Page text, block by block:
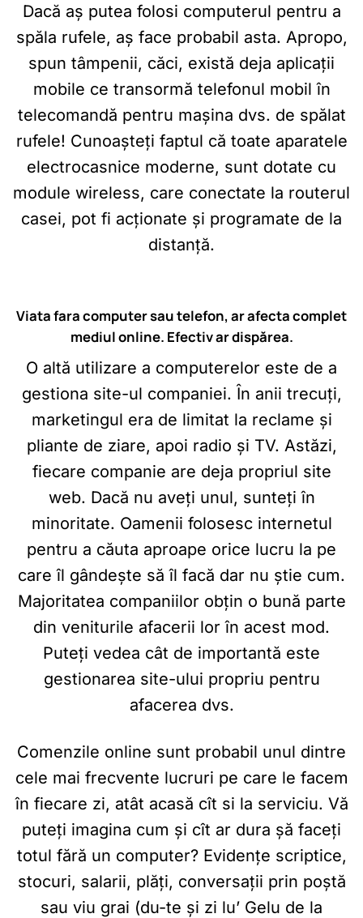
Dacă aș putea folosi computerul pentru a
spăla rufele, aș face probabil asta. Apropo,
spun tâmpenii, căci, există deja aplicații
mobile ce transormă telefonul mobil în
telecomandă pentru mașina dvs. de spălat
rufele! Cunoașteți faptul că toate aparatele
electrocasnice moderne, sunt dotate cu
module wireless, care conectate la routerul
casei, pot fi acționate și programate de la
distanță.
Viata fara computer sau telefon, ar afecta complet
mediul online. Efectiv ar dispărea.
O altă utilizare a computerelor este de a
gestiona site-ul companiei. În anii trecuți,
marketingul era de limitat la reclame și
pliante de ziare, apoi radio și TV. Astăzi,
fiecare companie are deja propriul site
web. Dacă nu aveți unul, sunteți în
minoritate. Oamenii folosesc internetul
pentru a căuta aproape orice lucru la pe
care îl gândește să îl facă dar nu știe cum.
Majoritatea companiilor obțin o bună parte
din veniturile afacerii lor în acest mod.
Puteți vedea cât de importantă este
gestionarea site-ului propriu pentru
afacerea dvs.
Comenzile online sunt probabil unul dintre
cele mai frecvente lucruri pe care le facem
în fiecare zi, atât acasă cît si la serviciu. Vă
puteți imagina cum și cît ar dura șă faceți
totul fără un computer? Evidențe scriptice,
stocuri, salarii, plăți, conversații prin poștă
sau viu grai (du-te și zi lu’ Gelu de la